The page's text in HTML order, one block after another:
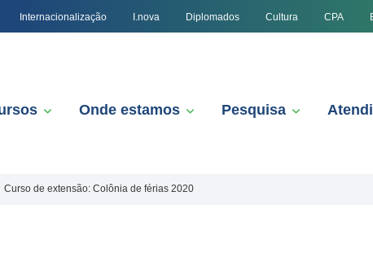
Internacionalização I.nova Diplomados Cultura CPA
Onde estamos Pesquisa
Curso de extensão: Colônia de férias 2020